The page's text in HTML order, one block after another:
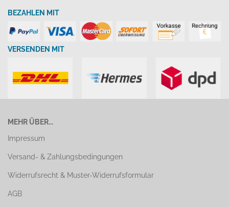
BEZAHLEN MIT
VERSENDEN MIT
MEHR ÜBER...
Impressum
Versand- & Zahlungsbedingungen
Widerrufsrecht & Muster-Widerrufsformular
AGB